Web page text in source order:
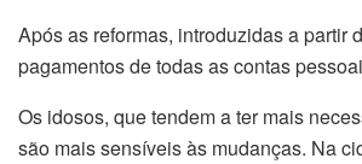
Após as reformas, introduzidas a partir
pagamentos de todas as contas
Os idosos, que tendem a ter mais
são mais sensíveis às mudanças. Na